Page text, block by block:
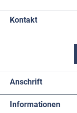
Kontakt
Anschrift
Informationen